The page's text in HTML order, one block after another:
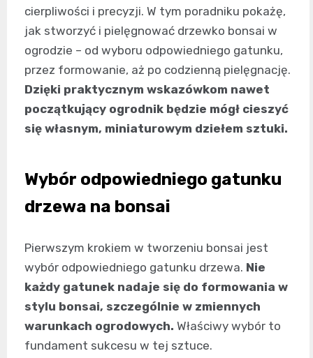
cierpliwości i precyzji. W tym poradniku pokażę,
jak stworzyć i pielęgnować drzewko bonsai w
ogrodzie – od wyboru odpowiedniego gatunku,
przez formowanie, aż po codzienną pielęgnację.
Dzięki praktycznym wskazówkom nawet
początkujący ogrodnik będzie mógł cieszyć
się własnym, miniaturowym dziełem sztuki.
Wybór odpowiedniego gatunku
drzewa na bonsai
Pierwszym krokiem w tworzeniu bonsai jest
wybór odpowiedniego gatunku drzewa. Nie
każdy gatunek nadaje się do formowania w
stylu bonsai, szczególnie w zmiennych
warunkach ogrodowych. Właściwy wybór to
fundament sukcesu w tej sztuce.